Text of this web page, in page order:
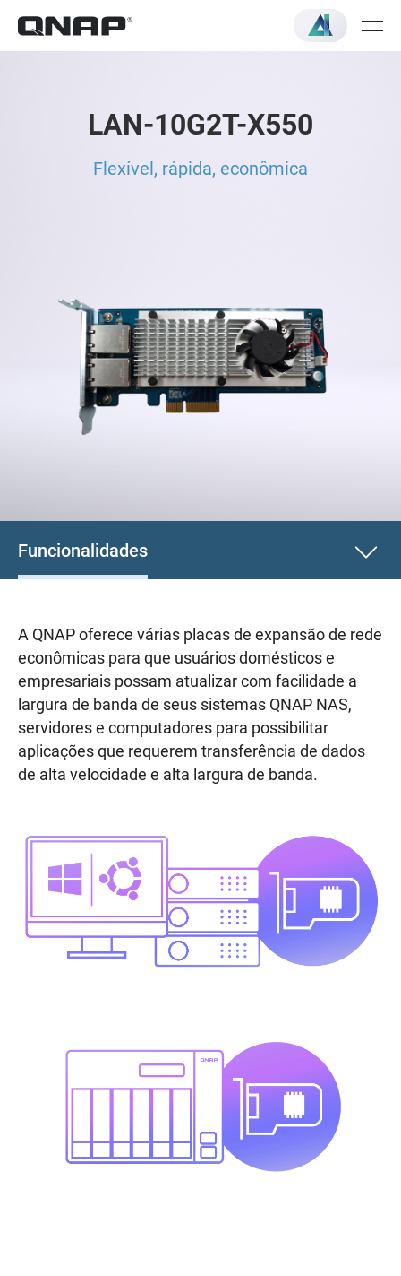
LAN-10G2T-X550
Flexível, rápida, econômica
Funcionalidades
A QNAP oferece várias placas de expansão de rede
econômicas para que usuários domésticos e
empresariais possam atualizar com facilidade a
largura de banda de seus sistemas QNAP NAS,
servidores e computadores para possibilitar
aplicações que requerem transferência de dados
de alta velocidade e alta largura de banda.